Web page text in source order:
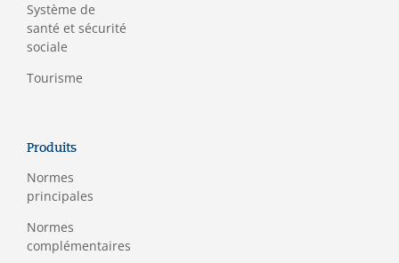
Système de
santé et sécurité
sociale
Tourisme
Produits
Normes
principales
Normes
complémentaires